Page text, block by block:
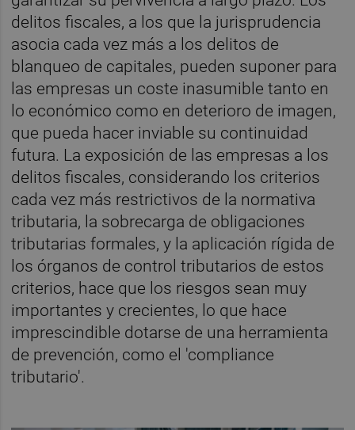
delitos fiscales, a los que la jurisprudencia
asocia cada vez más a los delitos de
blanqueo de capitales, pueden suponer para
las empresas un coste inasumible tanto en
lo económico como en deterioro de imagen,
que pueda hacer inviable su continuidad
futura. La exposición de las empresas a los
delitos fiscales, considerando los criterios
cada vez más restrictivos de la normativa
tributaria, la sobrecarga de obligaciones
tributarias formales, y la aplicación rígida de
los órganos de control tributarios de estos
criterios, hace que los riesgos sean muy
importantes y crecientes, lo que hace
imprescindible dotarse de una herramienta
de prevención, como el 'compliance
tributario'.